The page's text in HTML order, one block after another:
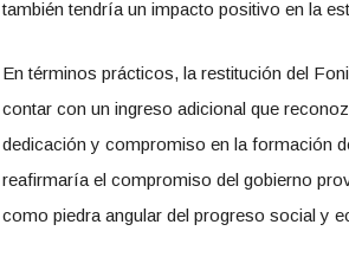
también tendría un impacto positivo en la
En términos prácticos, la restitución del
contar con un ingreso adicional que
dedicación y compromiso en la formación
reafirmaría el compromiso del gobierno
como piedra angular del progreso social y